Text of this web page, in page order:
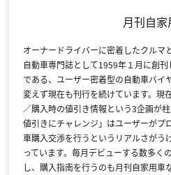
月刊自家
オーナードライバーに密着したクルマ
自動車専門誌として1959年１月に創
である、ユーザー密着型の自動車バイ
変えず現在も刊行を続けています。現
／購入時の値引き情報という3企画が
値引きにチャレンジ」はユーザーがプ
車購入交渉を行うというリアルさがう
っています。毎月デビューする数多く
し、購入指南を行うのも月刊自家用車